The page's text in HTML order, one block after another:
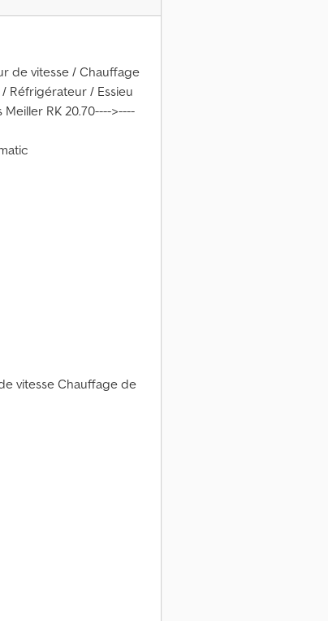
de vitesse / Chauffage
Réfrigérateur / Essieu
RK 20.70---->----
vitesse Chauffage de